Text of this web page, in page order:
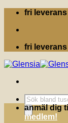
Skip
content
fri
fri
anmäl dig
medlem!